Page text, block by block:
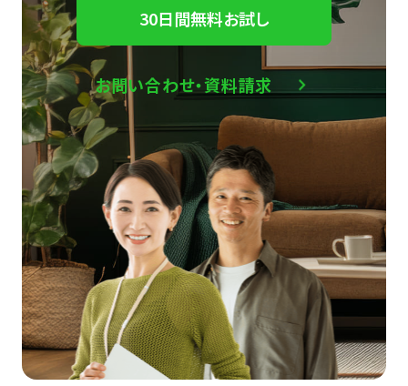
30日間無料お試し
お問い合わせ・資料請求